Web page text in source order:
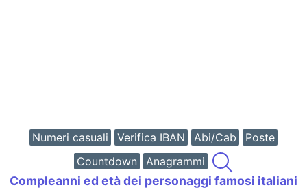
Numeri casuali Verifica IBAN Abi/Cab
Poste
Countdown
Anagrammi
Compleanni ed età dei personaggi famosi italiani